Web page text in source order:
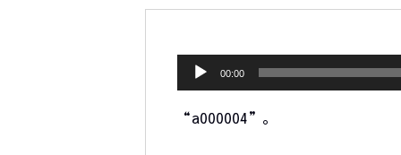
00:00
“a000004”。